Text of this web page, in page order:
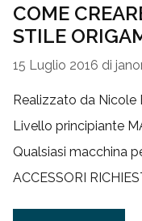
COME
STILE
15 Luglio 2016 di
Realizzato da Nicole
Livello principiante
Qualsiasi macchina
ACCESSORI